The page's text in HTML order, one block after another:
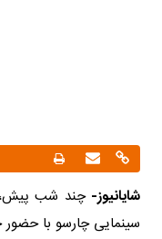
شایانیوز- چند شب پیش،
سینمایی چارسو با حضور